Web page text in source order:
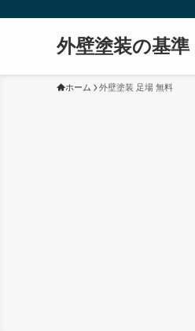
外壁塗装の基準
ホーム 外壁塗装 足場 無料